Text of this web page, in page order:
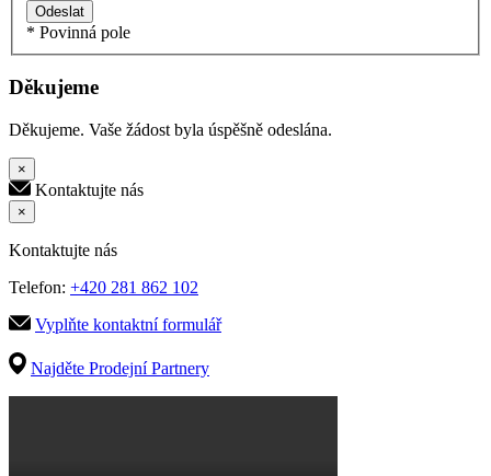
Odeslat
* Povinná pole
Děkujeme
Děkujeme. Vaše žádost byla úspěšně odeslána.
×
Kontaktujte nás
×
Kontaktujte nás
Telefon: +420 281 862 102
Vyplňte kontaktní formulář
Najděte Prodejní Partnery